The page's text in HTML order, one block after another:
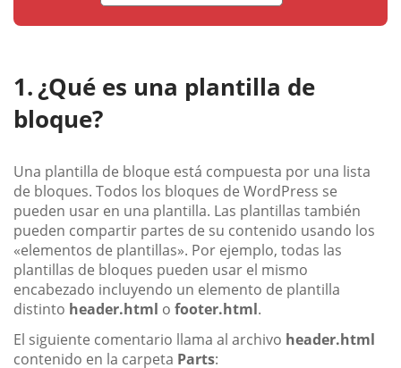
¿Qué es una plantilla de
bloque?
Una plantilla de bloque está compuesta por una lista
de bloques. Todos los bloques de WordPress se
pueden usar en una plantilla. Las plantillas también
pueden compartir partes de su contenido usando los
«elementos de plantillas». Por ejemplo, todas las
plantillas de bloques pueden usar el mismo
encabezado incluyendo un elemento de plantilla
distinto header.html o footer.html.
El siguiente comentario llama al archivo header.html
contenido en la carpeta Parts: